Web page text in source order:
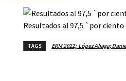
Resultados al 97,5 `por ciento
TAGS ERM 2022; López Aliaga;